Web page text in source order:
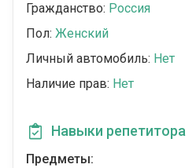
Гражданство: Россия
Пол: Женский
Личный автомобиль: Нет
Наличие прав: Нет
Навыки репетитора
Предметы: